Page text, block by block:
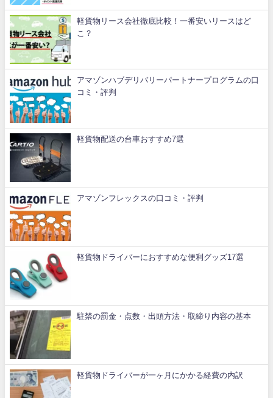
軽貨物リース会社徹底比較！一番安いリースはど
こ？
アマゾンハブデリバリーパートナープログラムの口
コミ・評判
軽貨物配送の台車おすすめ7選
アマゾンフレックスの口コミ・評判
軽貨物ドライバーにおすすめな便利グッズ17選
駐禁の罰金・点数・出頭方法・取締り内容の基本
軽貨物ドライバーが一ヶ月にかかる経費の内訳